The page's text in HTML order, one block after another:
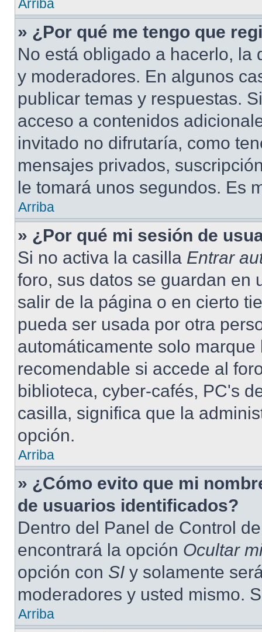
Arriba
» ¿Por qué me tengo que
No está obligado a hacerlo, la
y moderadores. En algunos
publicar temas y respuestas.
acceso a contenidos
invitado no difrutaría, como
mensajes privados,
le tomará unos segundos. Es
Arriba
» ¿Por qué mi sesión de
Si no activa la casilla Entrar
foro, sus datos se guardan en
salir de la página o en cierto
pueda ser usada por otra
automáticamente solo
recomendable si accede al
biblioteca, cyber-cafés, PC's
casilla, significa que la
opción.
Arriba
» ¿Cómo evito que mi
de usuarios identificados?
Dentro del Panel de Control
encontrará la opción Ocultar
opción con SI y solamente
moderadores y usted mismo.
Arriba